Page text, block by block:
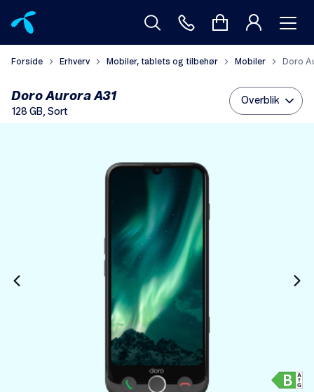
Forside Erhverv Mobiler, tablets og tilbehør Mobiler Doro
Doro Aurora A31
128 GB, Sort
Overblik